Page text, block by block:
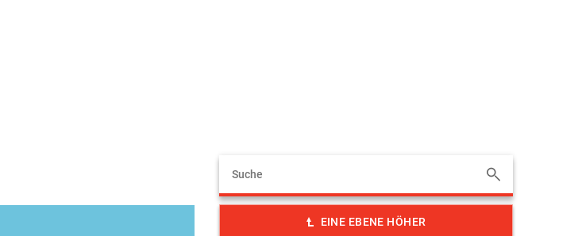
EINE EBENE HÖHER